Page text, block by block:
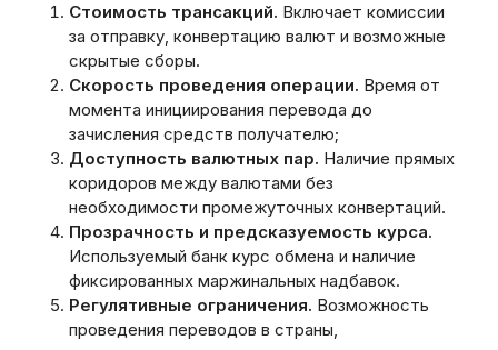
Стоимость трансакций. Включает комиссии
за отправку‚ конвертацию валют и возможные
скрытые сборы.
Скорость проведения операции. Время от
момента инициирования перевода до
зачисления средств получателю;
Доступность валютных пар. Наличие прямых
коридоров между валютами без
необходимости промежуточных конвертаций.
Прозрачность и предсказуемость курса.
Используемый банк курс обмена и наличие
фиксированных маржинальных надбавок.
Регулятивные ограничения. Возможность
проведения переводов в страны‚